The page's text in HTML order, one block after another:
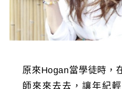
原來Hogan當學徒時，
師來來去去，讓年紀